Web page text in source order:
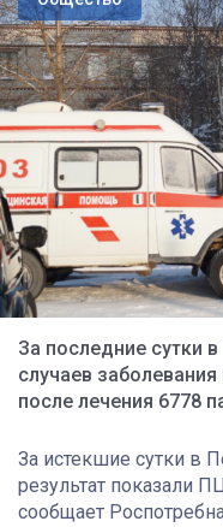
За последние сутки
случаев
после лечения 6778
За истекшие сутки в
результат показали
сообщает